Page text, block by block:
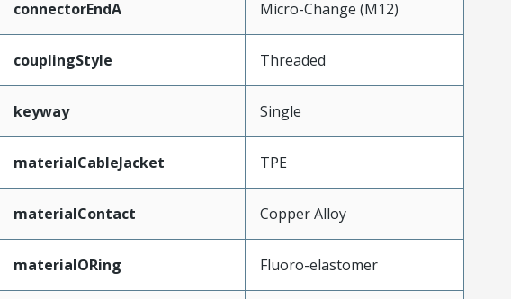
connectorEndA Micro-Change (M12)
couplingStyle Threaded
keyway Single
materialCableJacket TPE
materialContact Copper Alloy
materialORing Fluoro-elastomer